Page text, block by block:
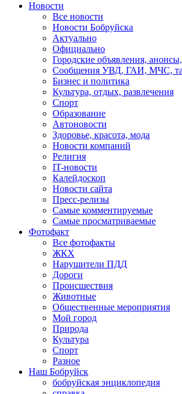
Новости
Все новости
Новости Бобруйска
Актуально
Официально
Городские объявления,
Сообщения УВД, ГАИ, МЧС,
Бизнес и политика
Культура, отдых, развлечения
Спорт
Образование
Автоновости
Здоровье, красота, мода
Новости компаний
Религия
IT-новости
Калейдоскоп
Новости сайта
Пресс-релизы
Самые комментируемые
Самые просматриваемые
Фотофакт
Все фотофакты
ЖКХ
Нарушители ПДД
Дороги
Происшествия
Животные
Общественные мероприятия
Мой город
Природа
Культура
Спорт
Разное
Наш Бобруйск
бобруйская энциклопедия